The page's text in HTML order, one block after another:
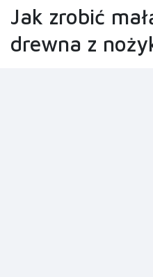
Jak zrobić
drewna z